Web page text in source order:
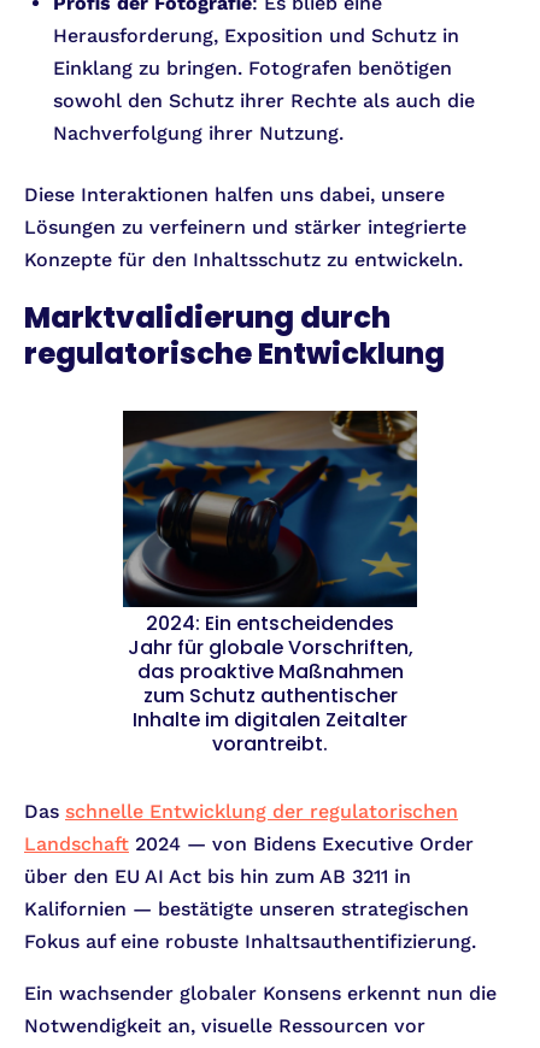
Herausforderung, Exposition und Schutz in
Einklang zu bringen. Fotografen benötigen
sowohl den Schutz ihrer Rechte als auch die
Nachverfolgung ihrer Nutzung.
Diese Interaktionen halfen uns dabei, unsere
Lösungen zu verfeinern und stärker integrierte
Konzepte für den Inhaltsschutz zu entwickeln.
Marktvalidierung durch
regulatorische Entwicklung
2024: Ein entscheidendes
Jahr für globale Vorschriften,
das proaktive Maßnahmen
zum Schutz authentischer
Inhalte im digitalen Zeitalter
vorantreibt.
Das schnelle Entwicklung der regulatorischen
Landschaft 2024 — von Bidens Executive Order
über den EU AI Act bis hin zum AB 3211 in
Kalifornien — bestätigte unseren strategischen
Fokus auf eine robuste Inhaltsauthentifizierung.
Ein wachsender globaler Konsens erkennt nun die
Notwendigkeit an, visuelle Ressourcen vor